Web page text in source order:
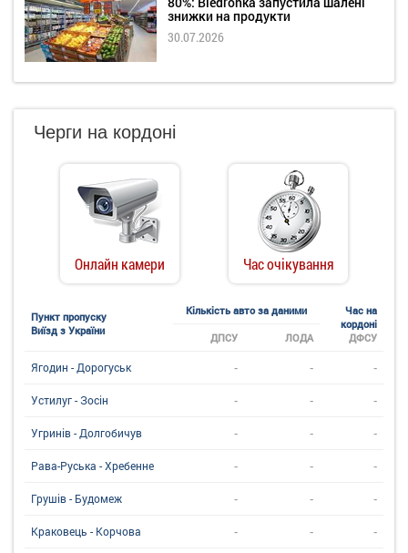
знижки на продукти
30.07.2026
Черги на кордоні
Онлайн камери Час очікування
Пункт пропуску
Виїзд з України
Кількість авто за даними
Час на
кордоні
ДФСУ
ДПСУ ЛОДА
Ягодин - Дорогуськ - - -
Устилуг - Зосін - - -
Угринiв - Долгобичув - - -
Рава-Руська - Хребенне - - -
Грушів - Будомеж - - -
Краковець - Корчова - - -